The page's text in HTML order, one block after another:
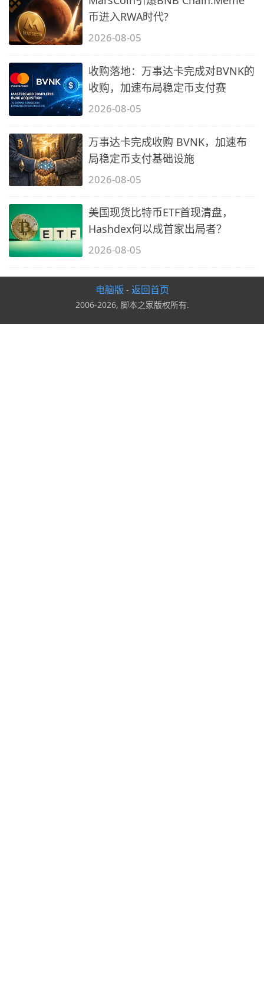
币进入RWA时代?
2026-08-05
收购落地：万事达卡完成对BVNK的
收购，加速布局稳定币支付赛
2026-08-05
万事达卡完成收购 BVNK，加速布
局稳定币支付基础设施
2026-08-05
美国现货比特币ETF首现清盘，
Hashdex何以成首家出局者？
2026-08-05
电脑版 - 返回首页
2006-2026, 脚本之家版权所有.